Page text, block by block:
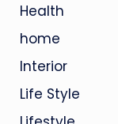
Health
home
Interior
Life Style